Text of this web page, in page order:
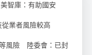
智庫：有助國安
業者風險較高
風險 陸委會：已封